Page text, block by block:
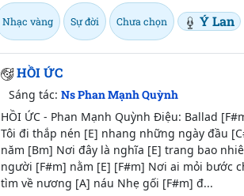
Nhạc vàng Sự đời Chưa chọn Ý Lan
HỒI ỨC
Sáng tác:Ns Phan Mạnh Quỳnh
HỒI ỨC - Phan Mạnh Quỳnh Điệu: Ballad
Tôi đi thắp nén [E] nhang những ngày đầu
năm [Bm] Nơi đây là nghĩa [E] trang bao
người [F#m] nằm [E] [F#m] Nơi ai mỏi bước
tìm về nương [A] náu Nhẹ gối [F#m] đ...